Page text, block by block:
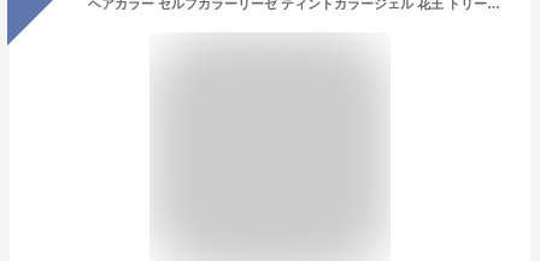
ヘアカラー セルフカラーリーゼ ティントカラージェル 花王 トリートメント付き リーゼプリティア 髪染め ティントカラー 黒染め モカ グレージュ クールブルージュ ピンク ミルキー ベージュ ラテ ラベンダー コーラル チェリーレッド オリーブ オレンジ シアーグレ−